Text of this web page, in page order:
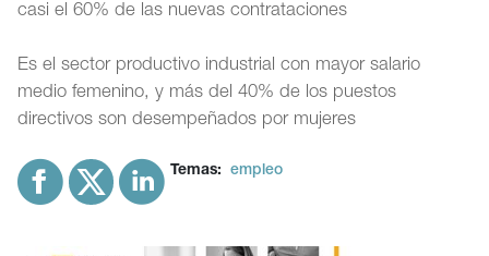
casi el 60% de las nuevas contrataciones
Es el sector productivo industrial con mayor salario
medio femenino, y más del 40% de los puestos
directivos son desempeñados por mujeres
Temas: empleo